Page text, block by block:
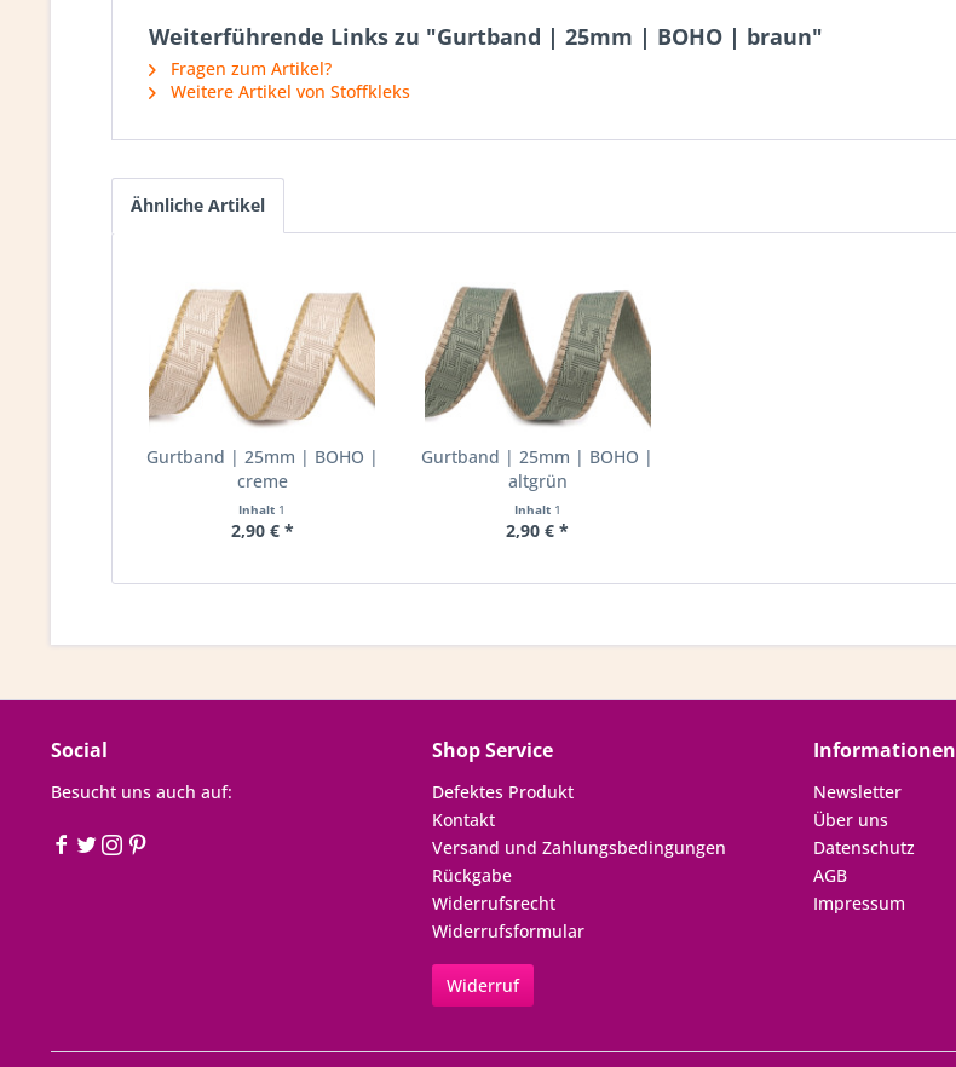
Weiterführende Links zu "Gurtband | 25mm | BOHO | braun"
Fragen zum Artikel?
Weitere Artikel von Stoffkleks
Ähnliche Artikel
Gurtband | 25mm | BOHO |
creme
Inhalt 1
2,90 € *
Gurtband | 25mm | BOHO |
altgrün
Inhalt 1
2,90 € *
Social
Besucht uns auch auf:
Shop Service
Defektes Produkt
Kontakt
Versand und Zahlungsbedingungen
Rückgabe
Widerrufsrecht
Widerrufsformular
Widerruf
Informationen
Newsletter
Über uns
Datenschutz
AGB
Impressum